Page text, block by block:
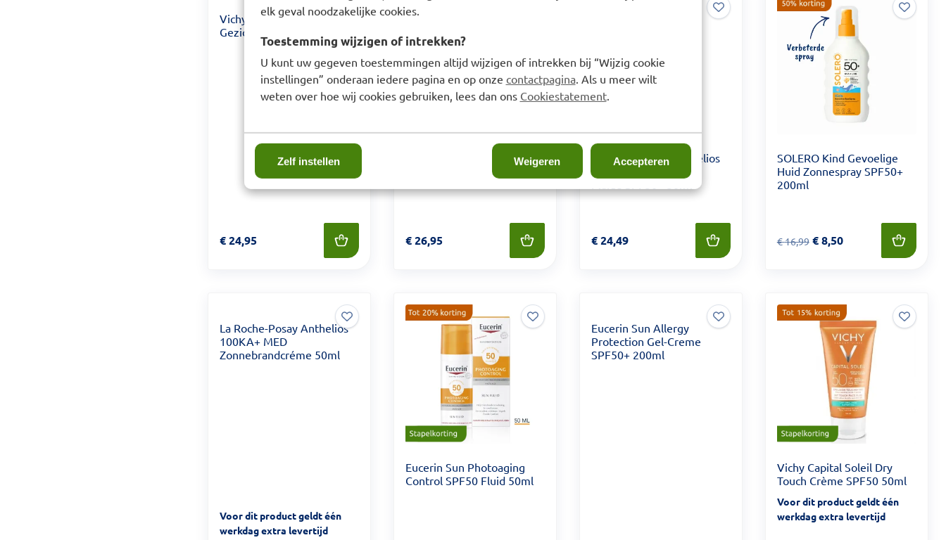
elk geval noodzakelijke cookies.
Toestemming wijzigen of intrekken?
U kunt uw gegeven toestemmingen altijd wijzigen of intrekken bij “Wijzig cookie
instellingen” onderaan iedere pagina en op onze contactpagina. Als u meer wilt
weten over hoe wij cookies gebruiken, lees dan ons Cookiestatement.
Zelf instellen Weigeren Accepteren
Vichy Capital Soleil SPF50+
Gezichtscrème 50ml
Prijs: € 24,95
€24,95
Vichy Capital Soleil UV-Age
Prijs: € 26,95
€26,95
La Roche-Posay Anthelios
UVMune 400 Getinte
Prijs: € 24,49
€24,49
SOLERO Kind Gevoelige
Huid Zonnespray SPF50+
200ml
Van € 16,99 voor € 8,50
€16,99 €8,50
La Roche-Posay Anthelios
100KA+ MED
Zonnebrandcréme 50ml
Voor dit product geldt één
werkdag extra levertijd
Eucerin Sun Photoaging
Control SPF50 Fluid 50ml
Eucerin Sun Allergy
Protection Gel-Creme
SPF50+ 200ml
Vichy Capital Soleil Dry
Touch Crème SPF50 50ml
Voor dit product geldt één
werkdag extra levertijd